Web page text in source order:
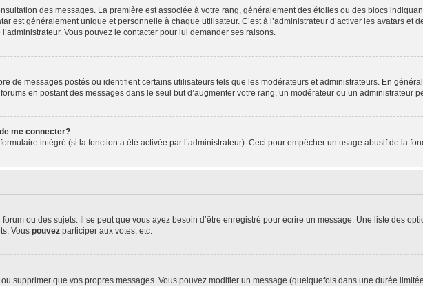
des messages. La première est associée à votre rang, généralement des étoiles ou des blocs
est généralement unique et personnelle à chaque utilisateur. C’est à l’administrateur d’activer les avatars et
Vous pouvez le contacter pour lui demander ses raisons.
de messages postés ou identifient certains utilisateurs tels que les modérateurs et administrateurs. En
en postant des messages dans le seul but d’augmenter votre rang, un modérateur ou un administrateur
me connecter?
intégré (si la fonction a été activée par l’administrateur). Ceci pour empêcher un usage abusif de la
ou des sujets. Il se peut que vous ayez besoin d’être enregistré pour écrire un message. Une liste des
Vous pouvez participer aux votes, etc.
supprimer que vos propres messages. Vous pouvez modifier un message (quelquefois dans une durée